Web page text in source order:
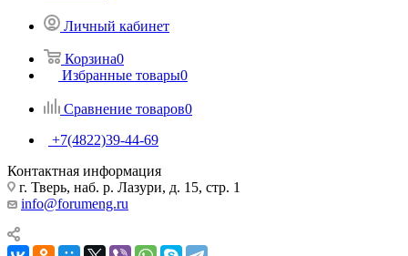
Личный кабинет
Корзина0
Избранные товары0
Сравнение товаров0
+7(4822)39-44-69
Контактная информация
г. Тверь, наб. р. Лазури, д. 15, стр. 1
info@forumeng.ru